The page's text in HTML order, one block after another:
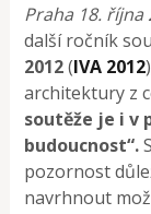
Praha 18. října
další ročník
2012(IVA 2012
architektury z
soutěže je i v
budoucnost“.
pozornost
navrhnout